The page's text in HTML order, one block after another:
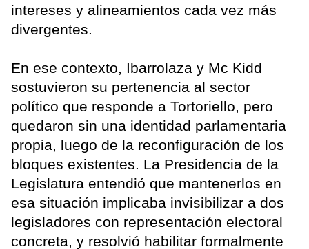
intereses y alineamientos cada vez más
divergentes.
En ese contexto, Ibarrolaza y Mc Kidd
sostuvieron su pertenencia al sector
político que responde a Tortoriello, pero
quedaron sin una identidad parlamentaria
propia, luego de la reconfiguración de los
bloques existentes. La Presidencia de la
Legislatura entendió que mantenerlos en
esa situación implicaba invisibilizar a dos
legisladores con representación electoral
concreta, y resolvió habilitar formalmente